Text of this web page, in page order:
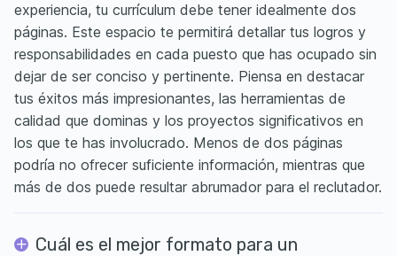
experiencia, tu currículum debe tener idealmente dos
páginas. Este espacio te permitirá detallar tus logros y
responsabilidades en cada puesto que has ocupado sin
dejar de ser conciso y pertinente. Piensa en destacar
tus éxitos más impresionantes, las herramientas de
calidad que dominas y los proyectos significativos en
los que te has involucrado. Menos de dos páginas
podría no ofrecer suficiente información, mientras que
más de dos puede resultar abrumador para el reclutador.
Cuál es el mejor formato para un